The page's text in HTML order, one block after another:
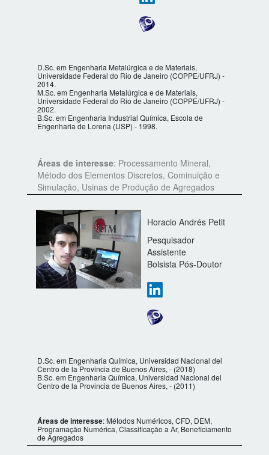
D.Sc. em Engenharia Metalúrgica e de Materiais,
Universidade Federal do Rio de Janeiro (COPPE/UFRJ) -
2014.
M.Sc. em Engenharia Metalúrgica e de Materiais,
Universidade Federal do Rio de Janeiro (COPPE/UFRJ) -
2002.
B.Sc. em Engenharia Industrial Química, Escola de
Engenharia de Lorena (USP) - 1998.
Áreas de interesse: Processamento Mineral,
Método dos Elementos Discretos, Cominuição e
Simulação, Usinas de Produção de Agregados
Horacio Andrés Petit
Pesquisador
Assistente
Bolsista Pós-Doutor
D.Sc. em Engenharia Química, Universidad Nacional del
Centro de la Provincia de Buenos Aires, - (2018)
B.Sc. em Engenharia Química, Universidad Nacional del
Centro de la Provincia de Buenos Aires, - (2011)
Áreas de interesse: Métodos Numéricos, CFD, DEM,
Programação Numérica, Classificação a Ar, Beneficiamento
de Agregados